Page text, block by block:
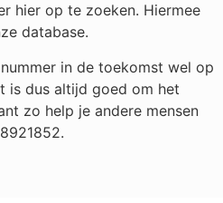
hier op te zoeken. Hiermee
database.
in de toekomst wel op
is dus altijd goed om het
zo help je andere mensen